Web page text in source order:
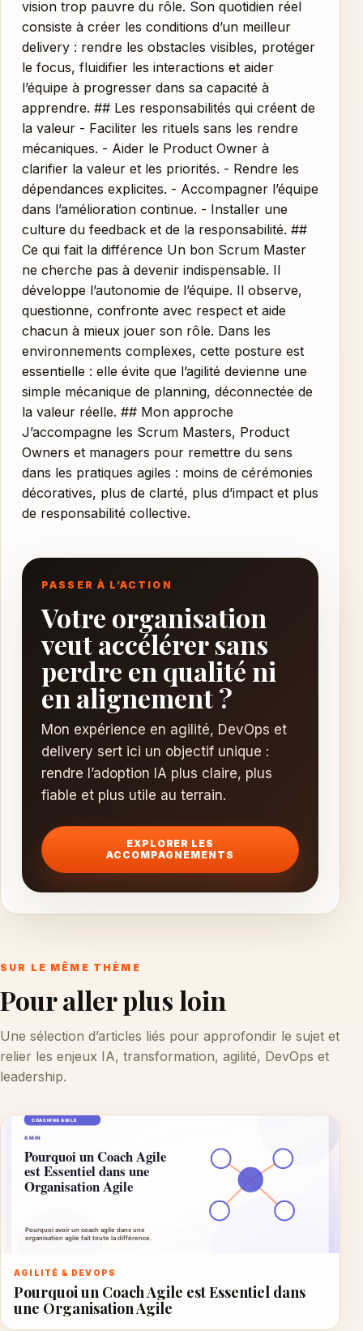
vision trop pauvre du rôle. Son quotidien réel
consiste à créer les conditions d’un meilleur
delivery : rendre les obstacles visibles, protéger
le focus, fluidifier les interactions et aider
l’équipe à progresser dans sa capacité à
apprendre. ## Les responsabilités qui créent de
la valeur - Faciliter les rituels sans les rendre
mécaniques. - Aider le Product Owner à
clarifier la valeur et les priorités. - Rendre les
dépendances explicites. - Accompagner l’équipe
dans l’amélioration continue. - Installer une
culture du feedback et de la responsabilité. ##
Ce qui fait la différence Un bon Scrum Master
ne cherche pas à devenir indispensable. Il
développe l’autonomie de l’équipe. Il observe,
questionne, confronte avec respect et aide
chacun à mieux jouer son rôle. Dans les
environnements complexes, cette posture est
essentielle : elle évite que l’agilité devienne une
simple mécanique de planning, déconnectée de
la valeur réelle. ## Mon approche
J’accompagne les Scrum Masters, Product
Owners et managers pour remettre du sens
dans les pratiques agiles : moins de cérémonies
décoratives, plus de clarté, plus d’impact et plus
de responsabilité collective.
PASSER À L’ACTION
Votre organisation
veut accélérer sans
perdre en qualité ni
en alignement ?
Mon expérience en agilité, DevOps et
delivery sert ici un objectif unique :
rendre l’adoption IA plus claire, plus
fiable et plus utile au terrain.
EXPLORER LES
ACCOMPAGNEMENTS
SUR LE MÊME THÈME
Pour aller plus loin
Une sélection d’articles liés pour approfondir le sujet et
relier les enjeux IA, transformation, agilité, DevOps et
leadership.
AGILITÉ & DEVOPS
Pourquoi un Coach Agile est Essentiel dans
une Organisation Agile